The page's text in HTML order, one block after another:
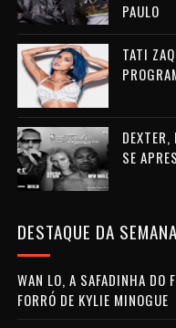
PAULO
TATI
SE
DESTAQUE DA
WAN LO, A SAFADINHA DO
FORRÓ DE KYLIE MINOGUE